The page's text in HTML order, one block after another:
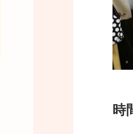
時